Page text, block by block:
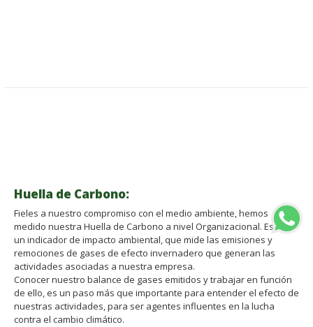
Huella de Carbono:
Fieles a nuestro compromiso con el medio ambiente, hemos
medido nuestra Huella de Carbono a nivel Organizacional. Esto es
un indicador de impacto ambiental, que mide las emisiones y
remociones de gases de efecto invernadero que generan las
actividades asociadas a nuestra empresa.
Conocer nuestro balance de gases emitidos y trabajar en función
de ello, es un paso más que importante para entender el efecto de
nuestras actividades, para ser agentes influentes en la lucha
contra el cambio climático.